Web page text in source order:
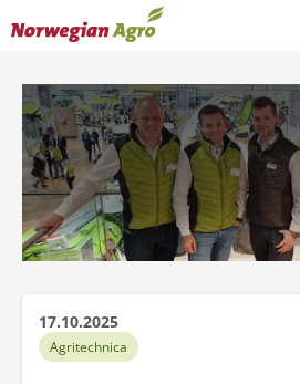
17.10.2025
Agritechnica
Produkter
Kampanjer
Brukte maskiner
Service og